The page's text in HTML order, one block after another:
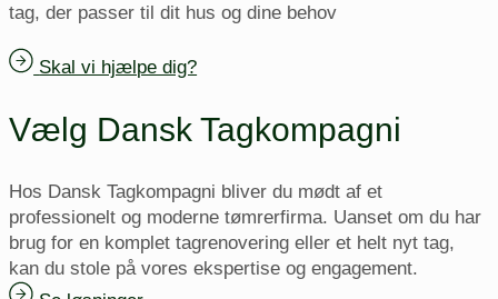
tag, der passer til dit hus og dine behov
Skal vi hjælpe dig?
Vælg Dansk Tagkompagni
Hos Dansk Tagkompagni bliver du mødt af et
professionelt og moderne tømrerfirma. Uanset om du har
brug for en komplet tagrenovering eller et helt nyt tag,
kan du stole på vores ekspertise og engagement.